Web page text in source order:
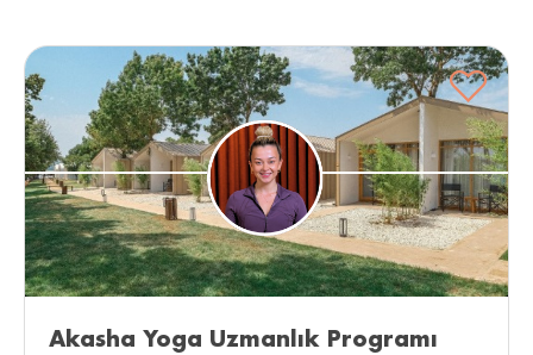
Akasha Yoga Uzmanlık Programı